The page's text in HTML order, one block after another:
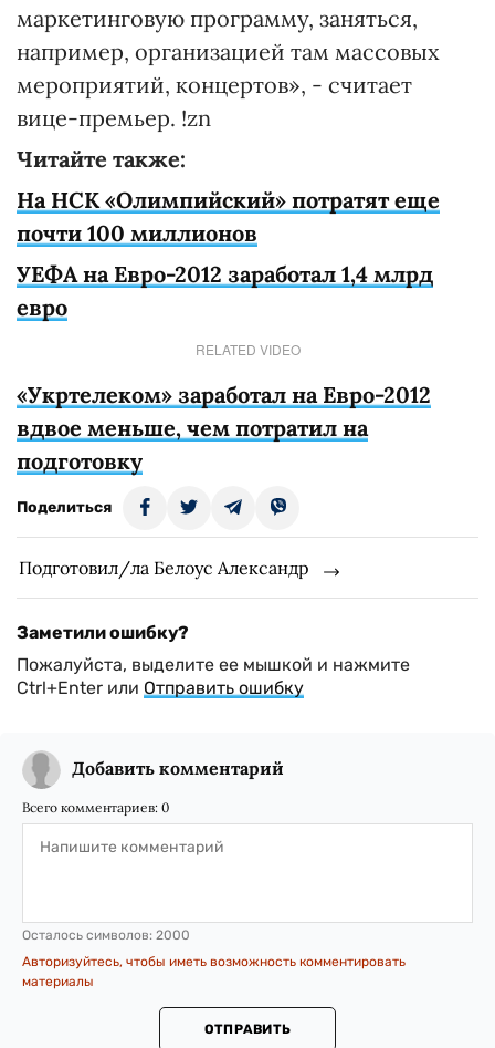
маркетинговую программу, заняться,
например, организацией там массовых
мероприятий, концертов», - считает
вице-премьер. !zn
Читайте также:
На НСК «Олимпийский» потратят еще
почти 100 миллионов
УЕФА на Евро-2012 заработал 1,4 млрд
евро
RELATED VIDEO
«Укртелеком» заработал на Евро-2012
вдвое меньше, чем потратил на
подготовку
Поделиться
Подготовил/ла Белоус Александр
Заметили ошибку?
Пожалуйста, выделите ее мышкой и нажмите
Ctrl+Enter или Отправить ошибку
Добавить комментарий
Всего комментариев: 0
Осталось символов: 2000
Авторизуйтесь, чтобы иметь возможность комментировать
материалы
ОТПРАВИТЬ